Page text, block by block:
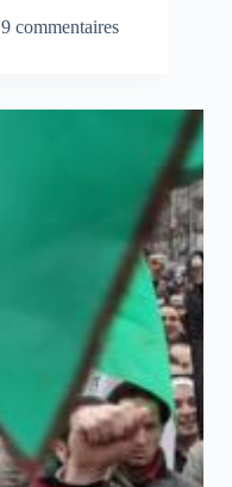
9 commentaires